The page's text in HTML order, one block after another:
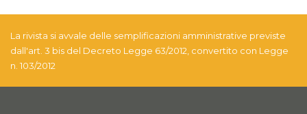
La rivista si avvale delle semplificazioni amministrative previste
dall'art. 3 bis del Decreto Legge 63/2012, convertito con Legge
n. 103/2012